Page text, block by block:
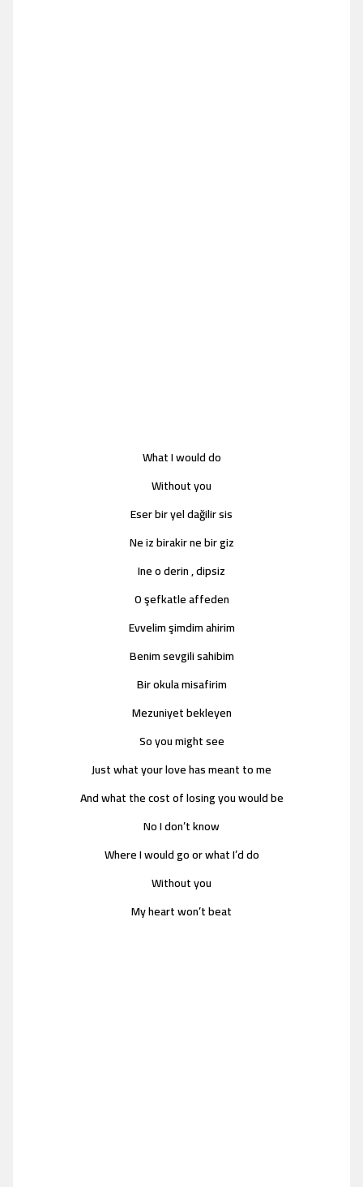
What I would do
Without you
Eser bir yel dağilir sis
Ne iz birakir ne bir giz
Ine o derin , dipsiz
O şefkatle affeden
Evvelim şimdim ahirim
Benim sevgili sahibim
Bir okula misafirim
Mezuniyet bekleyen
So you might see
Just what your love has meant to me
And what the cost of losing you would be
No I don’t know
Where I would go or what I’d do
Without you
My heart won’t beat